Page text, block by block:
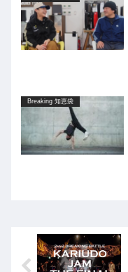
Breaking 知恵袋